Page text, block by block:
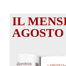
IL
AGOSTO